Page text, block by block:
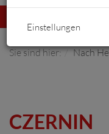
umschalten
Sie sind hier: Nach
CZERNIN
Einstellungen